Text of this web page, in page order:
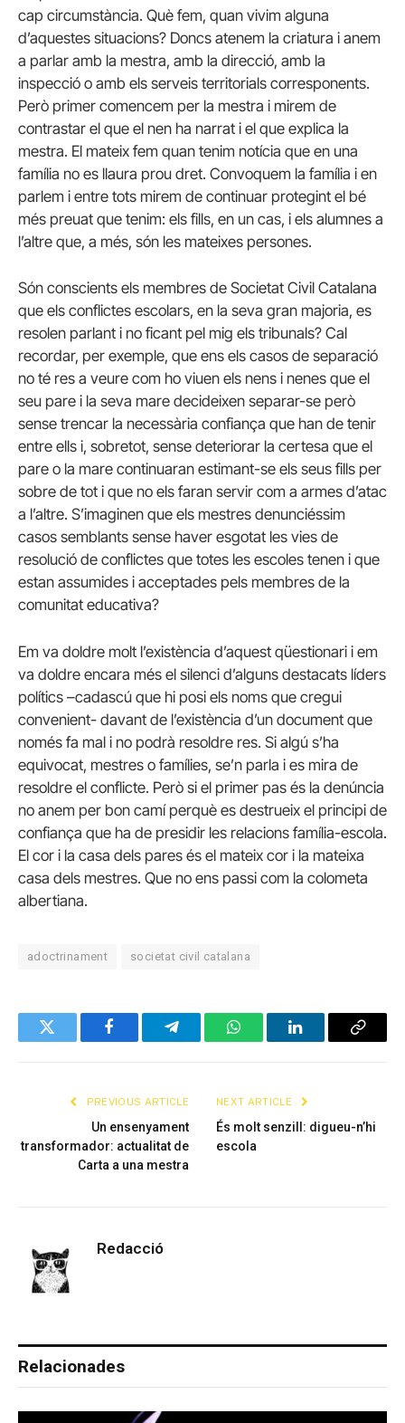
cap circumstància. Què fem, quan vivim alguna
d’aquestes situacions? Doncs atenem la criatura i anem
a parlar amb la mestra, amb la direcció, amb la
inspecció o amb els serveis territorials corresponents.
Però primer comencem per la mestra i mirem de
contrastar el que el nen ha narrat i el que explica la
mestra. El mateix fem quan tenim notícia que en una
família no es llaura prou dret. Convoquem la família i en
parlem i entre tots mirem de continuar protegint el bé
més preuat que tenim: els fills, en un cas, i els alumnes a
l’altre que, a més, són les mateixes persones.
Són conscients els membres de Societat Civil Catalana
que els conflictes escolars, en la seva gran majoria, es
resolen parlant i no ficant pel mig els tribunals? Cal
recordar, per exemple, que ens els casos de separació
no té res a veure com ho viuen els nens i nenes que el
seu pare i la seva mare decideixen separar-se però
sense trencar la necessària confiança que han de tenir
entre ells i, sobretot, sense deteriorar la certesa que el
pare o la mare continuaran estimant-se els seus fills per
sobre de tot i que no els faran servir com a armes d’atac
a l’altre. S’imaginen que els mestres denunciéssim
casos semblants sense haver esgotat les vies de
resolució de conflictes que totes les escoles tenen i que
estan assumides i acceptades pels membres de la
comunitat educativa?
Em va doldre molt l’existència d’aquest qüestionari i em
va doldre encara més el silenci d’alguns destacats líders
polítics –cadascú que hi posi els noms que cregui
convenient- davant de l’existència d’un document que
només fa mal i no podrà resoldre res. Si algú s’ha
equivocat, mestres o famílies, se’n parla i es mira de
resoldre el conflicte. Però si el primer pas és la denúncia
no anem per bon camí perquè es destrueix el principi de
confiança que ha de presidir les relacions família-escola.
El cor i la casa dels pares és el mateix cor i la mateixa
casa dels mestres. Que no ens passi com la colometa
albertiana.
adoctrinament societat civil catalana
Twitter FacebookTelegramWhatsAppLinkedInCopy
PREVIOUS ARTICLE
Un ensenyament
transformador: actualitat de
Carta a una mestra
NEXT ARTICLE
És molt senzill: digueu-n’hi
escola
Redacció
Relacionades